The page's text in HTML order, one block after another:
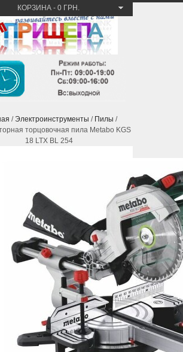
КОРЗИНА - 0 ГРН.
/Электроинструменты / Пилы /
торцовочная пила Metabo KGS
18 LTX BL 254